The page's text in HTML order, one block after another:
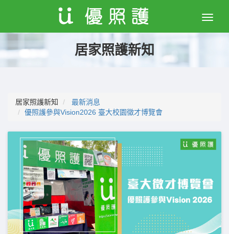
Toggle
居家照護新知
居家照護新知
最新消息
優照護參與Vision2026 臺大校園徵才博覽會